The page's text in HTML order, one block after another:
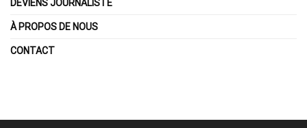
DEVIENS JOURNALISTE
À PROPOS DE NOUS
CONTACT